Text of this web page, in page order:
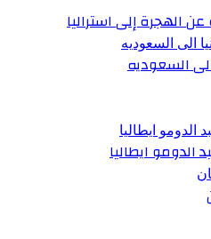
الهجرة إلى استراليا
السعوديه
ايطاليا